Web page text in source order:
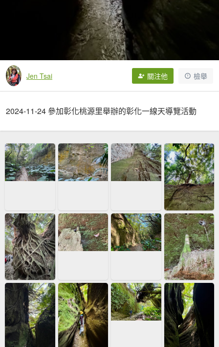
Jen Tsai 關注他 檢舉
2024-11-24 參加彰化桃源里舉辦的彰化一線天導覽活動